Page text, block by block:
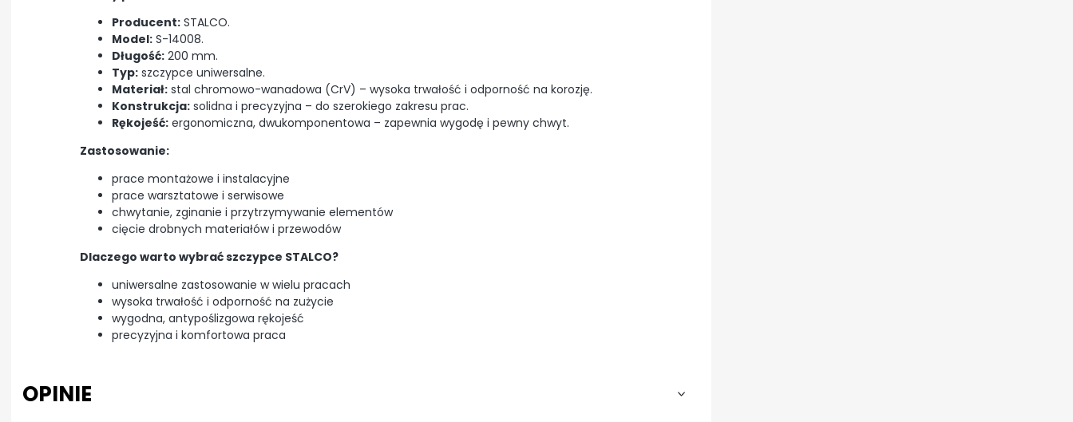
Producent: STALCO.
Model: S-14008.
Długość: 200 mm.
Typ: szczypce uniwersalne.
Materiał: stal chromowo-wanadowa (CrV) – wysoka trwałość i odporność na korozję.
Konstrukcja: solidna i precyzyjna – do szerokiego zakresu prac.
Rękojeść: ergonomiczna, dwukomponentowa – zapewnia wygodę i pewny chwyt.
Zastosowanie:
prace montażowe i instalacyjne
prace warsztatowe i serwisowe
chwytanie, zginanie i przytrzymywanie elementów
cięcie drobnych materiałów i przewodów
Dlaczego warto wybrać szczypce STALCO?
uniwersalne zastosowanie w wielu pracach
wysoka trwałość i odporność na zużycie
wygodna, antypoślizgowa rękojeść
precyzyjna i komfortowa praca
OPINIE